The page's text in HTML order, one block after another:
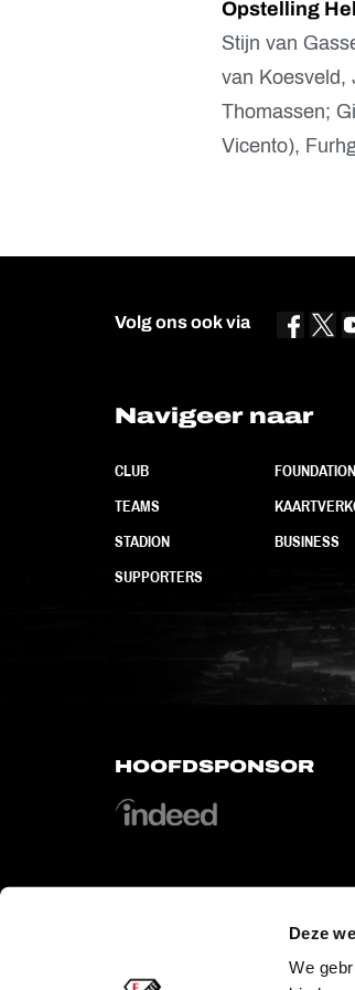
Deze
We
Opstelling
Stijn van
van Koesveld,
Thomassen;
Vicento),
Volg ons ook via
Navigeer naar
CLUB
TEAMS
STADION
SUPPORTERS
FOUNDATION
BUSINESS
HOOFDSPONSOR
OFFICIAL PARTNERS